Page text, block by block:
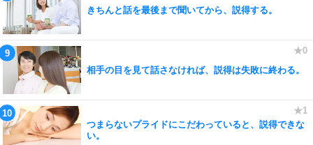
きちんと話を最後まで聞いてから、説得する。
相手の目を見て話さなければ、説得は失敗に終わる。
つまらないプライドにこだわっていると、説得できな
い。